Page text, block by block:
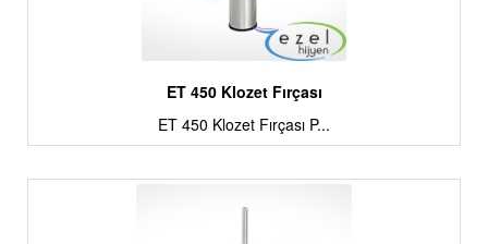
ET 450 Klozet Fırçası
ET 450 Klozet Fırçası P...